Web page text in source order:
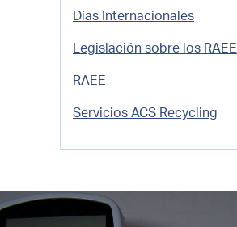
Días Internacionales
Legislación sobre los RAEE
RAEE
Servicios ACS Recycling